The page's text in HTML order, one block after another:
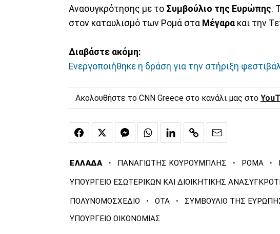
Ανασυγκρότησης με το Συμβούλιο της Ευρώπης.
στον καταυλισμό των Ρομά στα Μέγαρα και την
Διαβάστε ακόμη:
Ενεργοποιήθηκε η δράση για την στήριξη
Ακολουθήστε το CNN Greece στο κανάλι μας στο
ΕΛΛΑΔΑ · ΠΑΝΑΓΙΩΤΗΣ ΚΟΥΡΟΥΜΠΛΗΣ · ΡΟΜΑ ·
ΥΠΟΥΡΓΕΙΟ ΕΣΩΤΕΡΙΚΩΝ ΚΑΙ ΔΙΟΙΚΗΤΙΚΗΣ
ΠΟΛΥΝΟΜΟΣΧΕΔΙΟ · ΟΤΑ · ΣΥΜΒΟΥΛΙΟ ΤΗΣ
ΥΠΟΥΡΓΕΙΟ ΟΙΚΟΝΟΜΙΑΣ